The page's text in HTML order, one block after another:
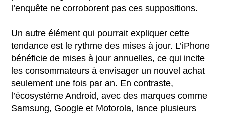
l’enquête ne corroborent pas ces suppositions.
Un autre élément qui pourrait expliquer cette
tendance est le rythme des mises à jour. L’iPhone
bénéficie de mises à jour annuelles, ce qui incite
les consommateurs à envisager un nouvel achat
seulement une fois par an. En contraste,
l’écosystème Android, avec des marques comme
Samsung, Google et Motorola, lance plusieurs